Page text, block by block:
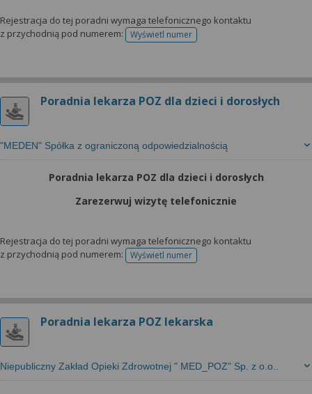
Rejestracja do tej poradni wymaga telefonicznego kontaktu
z przychodnią pod numerem:
Wyświetl numertelefonu do rejestracji
Poradnia lekarza POZ dla dzieci i dorosłych
"MEDEN" Spółka z ograniczoną odpowiedzialnością
Poradnia lekarza POZ dla dzieci i dorosłych
Zarezerwuj wizytę telefonicznie
Rejestracja do tej poradni wymaga telefonicznego kontaktu
z przychodnią pod numerem:
Wyświetl numertelefonu do rejestracji
Poradnia lekarza POZ lekarska
Niepubliczny Zakład Opieki Zdrowotnej " MED_POZ" Sp. z o.o..